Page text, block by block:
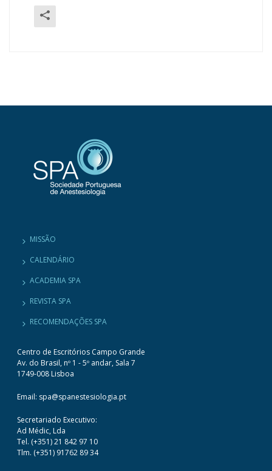
MISSÃO
CALENDÁRIO
ACADEMIA SPA
REVISTA SPA
RECOMENDAÇÕES SPA
Centro de Escritórios Campo Grande
Av. do Brasil, nº 1 - 5º andar, Sala 7
1749-008 Lisboa
Email: spa@spanestesiologia.pt
Secretariado Executivo:
Ad Médic, Lda
Tel. (+351) 21 842 97 10
Tlm. (+351) 91762 89 34